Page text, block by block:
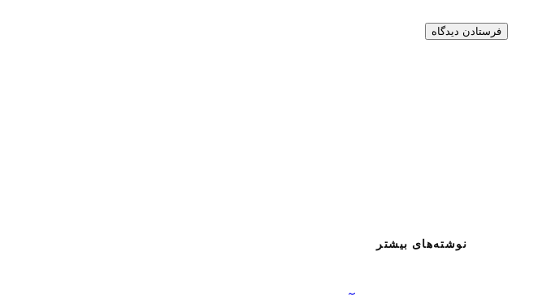
نوشته‌های بیشتر